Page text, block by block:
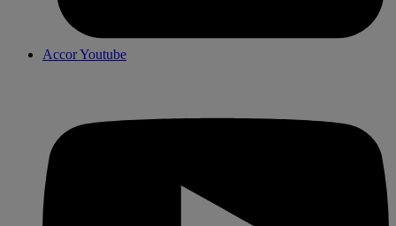
Accor Youtube